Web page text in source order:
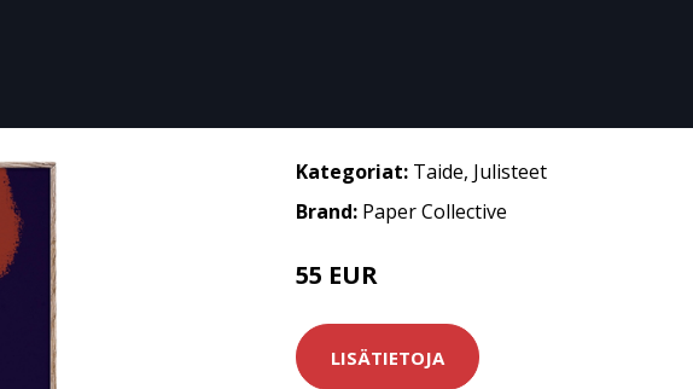
Kategoriat: Taide, Julisteet
Brand: Paper Collective
55 EUR
LISÄTIETOJA